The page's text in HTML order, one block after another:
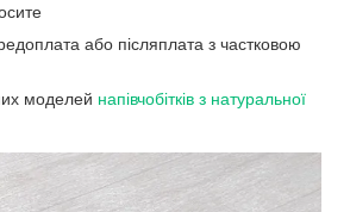
або післяплата з частковою
моделей напівчобітків з натуральної